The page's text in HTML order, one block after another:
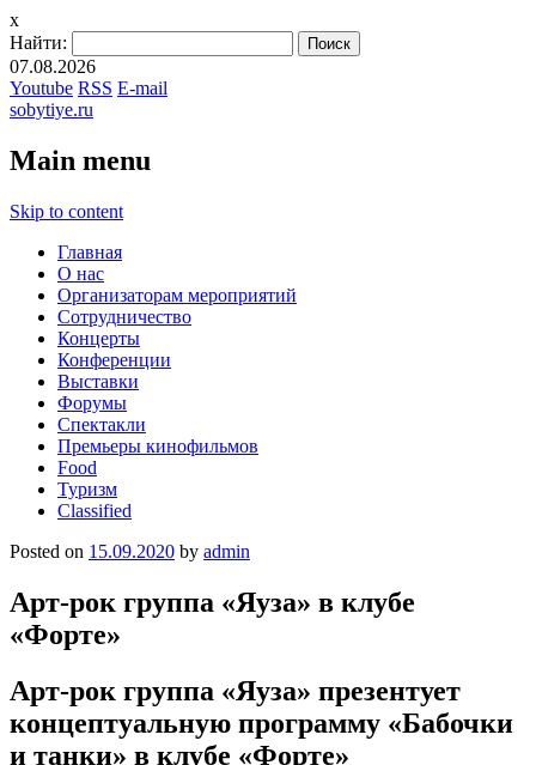
x
Найти:
07.08.2026
Youtube RSS E-mail
sobytiye.ru
Main menu
Skip to content
Главная
О нас
Организаторам мероприятий
Сотрудничество
Концерты
Конференции
Выставки
Форумы
Спектакли
Премьеры кинофильмов
Food
Туризм
Сlassified
Posted on 15.09.2020 by admin
Арт-рок группа «Яуза» в клубе
«Форте»
Арт-рок группа «Яуза» презентует
концептуальную программу «Бабочки
и танки» в клубе «Форте»